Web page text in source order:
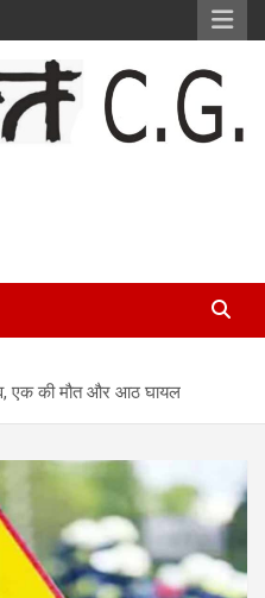
एक की मौत और आठ घायल